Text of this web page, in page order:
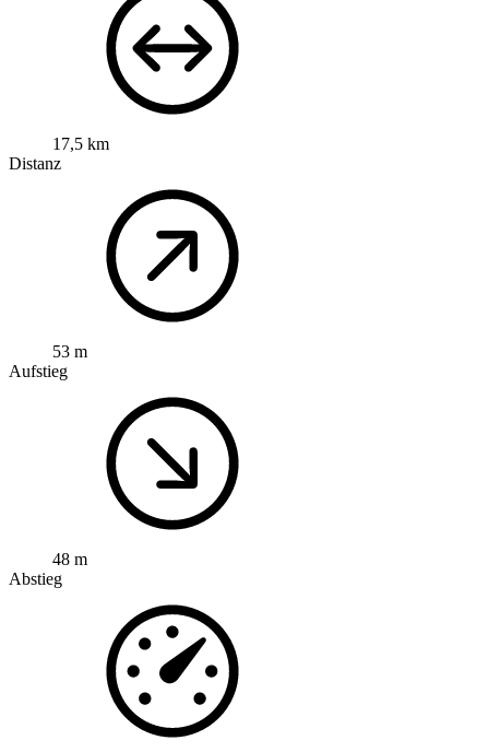
17,5 km
Distanz
53 m
Aufstieg
48 m
Abstieg